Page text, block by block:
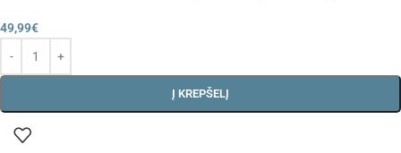
49,99€
Į KREPŠELĮ